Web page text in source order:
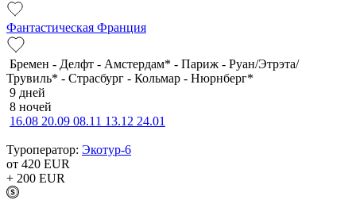
Фантастическая Франция
Бремен - Делфт - Амстердам* - Париж - Руан/Этрэта/
Трувиль* - Страсбург - Кольмар - Нюрнберг*
9 дней
8 ночей
16.08 20.09 08.11 13.12 24.01
Туроператор: Экотур-6
от 420 EUR
+ 200 EUR